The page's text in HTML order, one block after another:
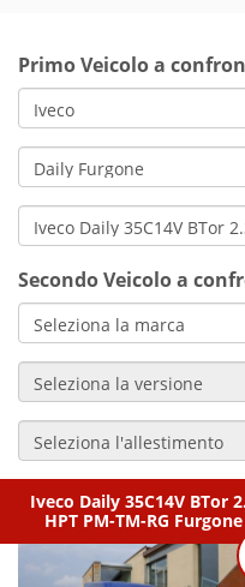
Primo Veicolo a
Secondo Veicolo a
Iveco Daily 35C14V BTor
HPT PM-TM-RG Furgone